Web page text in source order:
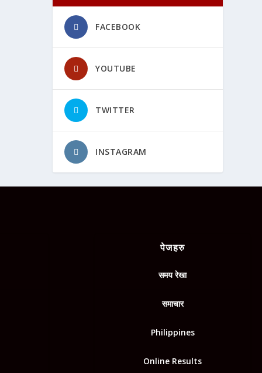
FACEBOOK
YOUTUBE
TWITTER
INSTAGRAM
पेजहरु
समय रेखा
समाचार
Philippines
Online Results